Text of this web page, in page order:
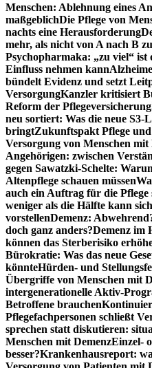
Menschen: Ablehnung eines
maßgeblichDie Pflege von
nachts eine Herausforderung
mehr, als nicht von A nach B
Psychopharmaka: „zu viel“ ist
Einfluss nehmen kann
bündelt Evidenz und setzt
VersorgungKanzler kritisiert
Reform der Pflegeversicherung
neu sortiert: Was die neue
bringtZukunftspakt Pflege
Versorgung von Menschen mit
Angehörigen: zwischen
gegen Sawatzki-Schelte:
Altenpflege schauen müssen
auch ein Auftrag für die Pflege
weniger als die Hälfte kann
vorstellenDemenz:
doch ganz anders?Demenz im
können das Sterberisiko
Bürokratie: Was das neue
könnteHürden- und
Übergriffe von Menschen mit
intergenerationelle Aktiv-
Betroffene brauchen
Pflegefachpersonen schließt
sprechen statt diskutieren:
Menschen mit DemenzEinzel-
besser?Krankenhausreport: